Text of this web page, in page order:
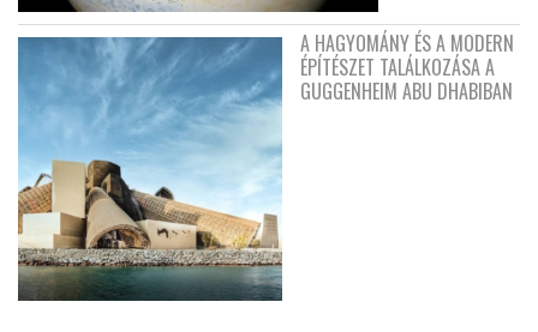
A HAGYOMÁNY ÉS A MODERN
ÉPÍTÉSZET TALÁLKOZÁSA A
GUGGENHEIM ABU DHABIBAN